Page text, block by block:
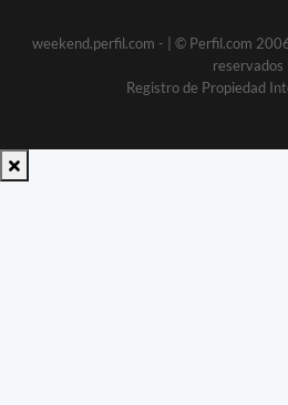
weekend.perfil.com -
| © Perfil.com
reservados
Registro de Propiedad